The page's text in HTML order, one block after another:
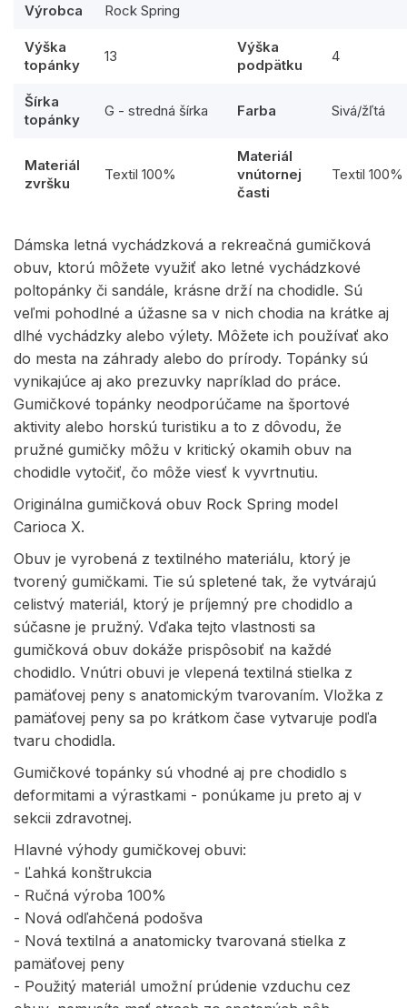
Výrobca Rock Spring
Výška
topánky
13
Výška
podpätku
4
Šírka
topánky
G - stredná šírka Farba Sivá/žľtá
Materiál
zvršku
Textil 100%
Materiál
vnútornej
časti
Textil 100%
Dámska letná vychádzková a rekreačná gumičková
obuv, ktorú môžete využiť ako letné vychádzkové
poltopánky či sandále, krásne drží na chodidle. Sú
veľmi pohodlné a úžasne sa v nich chodia na krátke aj
dlhé vychádzky alebo výlety. Môžete ich používať ako
do mesta na záhrady alebo do prírody. Topánky sú
vynikajúce aj ako prezuvky napríklad do práce.
Gumičkové topánky neodporúčame na športové
aktivity alebo horskú turistiku a to z dôvodu, že
pružné gumičky môžu v kritický okamih obuv na
chodidle vytočiť, čo môže viesť k vyvrtnutiu.
Originálna gumičková obuv Rock Spring model
Carioca X.
Obuv je vyrobená z textilného materiálu, ktorý je
tvorený gumičkami. Tie sú spletené tak, že vytvárajú
celistvý materiál, ktorý je príjemný pre chodidlo a
súčasne je pružný. Vďaka tejto vlastnosti sa
gumičková obuv dokáže prispôsobiť na každé
chodidlo. Vnútri obuvi je vlepená textilná stielka z
pamäťovej peny s anatomickým tvarovaním. Vložka z
pamäťovej peny sa po krátkom čase vytvaruje podľa
tvaru chodidla.
Gumičkové topánky sú vhodné aj pre chodidlo s
deformitami a výrastkami - ponúkame ju preto aj v
sekcii zdravotnej.
Hlavné výhody gumičkovej obuvi:
- Ľahká konštrukcia
- Ručná výroba 100%
- Nová odľahčená podošva
- Nová textilná a anatomicky tvarovaná stielka z
pamäťovej peny
- Použitý materiál umožní prúdenie vzduchu cez